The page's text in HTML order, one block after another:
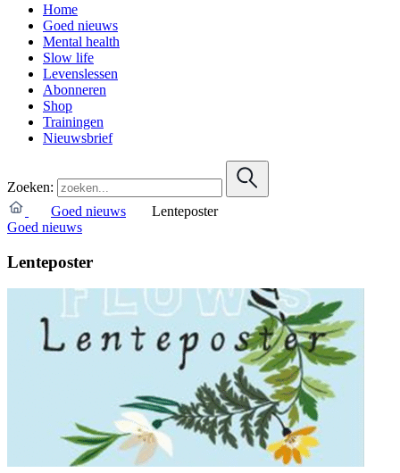
Home
Goed nieuws
Mental health
Slow life
Levenslessen
Abonneren
Shop
Trainingen
Nieuwsbrief
Zoeken:
Goed nieuws
Lenteposter
Goed nieuws
Lenteposter